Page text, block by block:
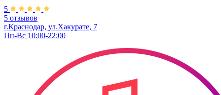
5
5 отзывов
г.Краснодар, ул.Хакурате, 7
Пн-Вс 10:00-22:00